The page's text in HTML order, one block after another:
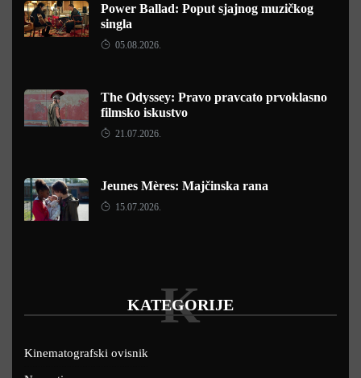
Power Ballad: Poput sjajnog muzičkog
singla
05.08.2026.
The Odyssey: Pravo pravcato prvoklasno
filmsko iskustvo
21.07.2026.
Jeunes Mères: Majčinska rana
15.07.2026.
KATEGORIJE
K
Kinematografski ovisnik